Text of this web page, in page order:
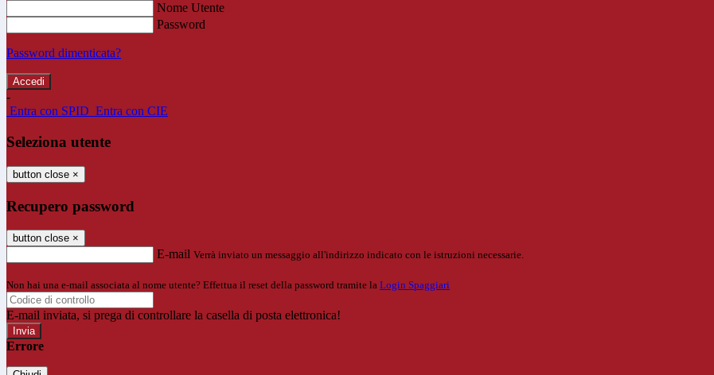
Nome Utente
Password
Password dimenticata?
-
Entra con SPID Entra con CIE
Seleziona utente
button close ×
Recupero password
button close ×
E-mail Verrà inviato un messaggio all'indirizzo indicato con le istruzioni necessarie.
Non hai una e-mail associata al nome utente? Effettua il reset della password tramite la Login Spaggiari
E-mail inviata, si prega di controllare la casella di posta elettronica!
Errore